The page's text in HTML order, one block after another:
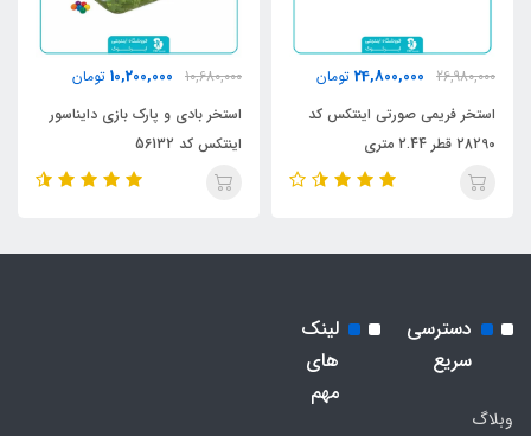
26,980,000
24,800,000 تومان
استخر فریمی صورتی اینتکس کد
28290 قطر 2.44 متری
10,680,000
10,200,000 تومان
استخر بادی و پارک بازی دایناسور
اینتکس کد 56132
دسترسی
سریع
وبلاگ
لینک
های
مهم